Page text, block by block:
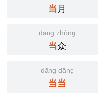
当 月
dāng zhòng
当众
dāng dāng
当当